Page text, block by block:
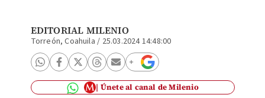
EDITORIAL MILENIO
Torreón, Coahuila / 25.03.2024 14:48:00
Únete al canal de Milenio